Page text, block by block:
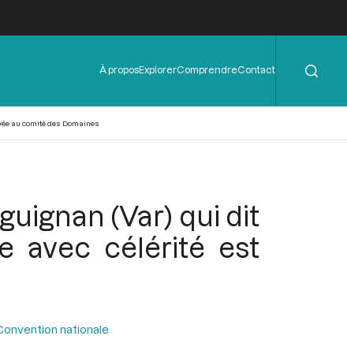
Menu
de
À proposExplorerComprendreContact
au comité des Domaines
(Var) qui dit
avec célérité est
nationale